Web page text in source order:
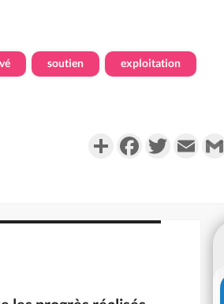
soutien exploitation
PartagerFacebookTwitterEmail